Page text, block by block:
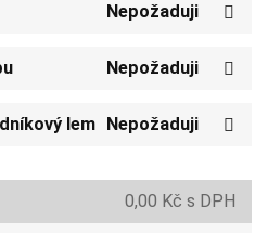
Nepožaduji
Nepožaduji
lem Nepožaduji
0,00 Kč s DPH